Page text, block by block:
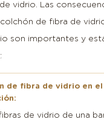
vidrio. Las
de fibra de
son importantes y
de fibra de vidrio en
de vidrio de una